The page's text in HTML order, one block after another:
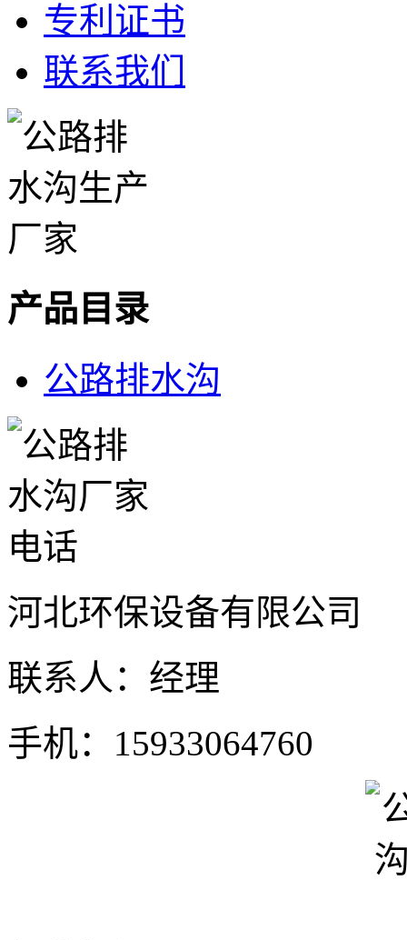
专利证书
联系我们
产品目录
公路排水沟
河北环保设备有限公司
联系人：经理
手机：15933064760